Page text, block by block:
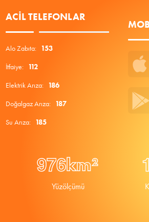
ACIL TELEFONLAR
Alo Zabıta: 153
İtfaiye: 112
Elektrik Arıza: 186
Doğalgaz Arıza: 187
Su Arıza: 185
976km²
Yüzölçümü